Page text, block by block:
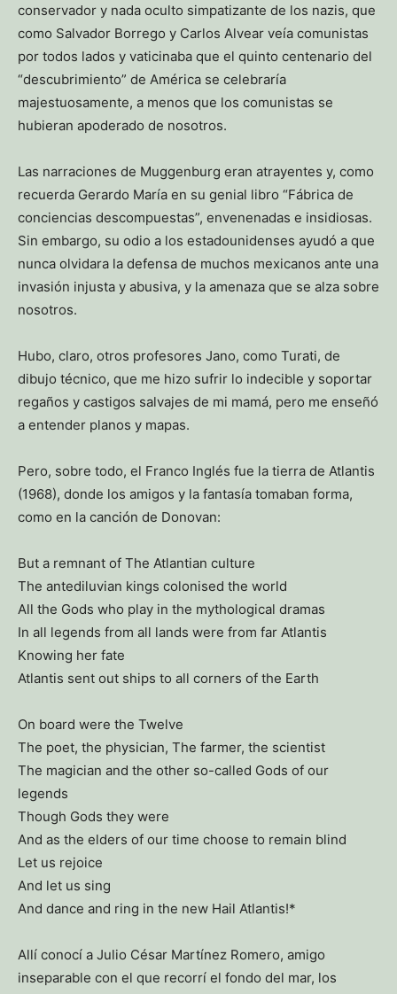
conservador y nada oculto simpatizante de los nazis, que
como Salvador Borrego y Carlos Alvear veía comunistas
por todos lados y vaticinaba que el quinto centenario del
“descubrimiento” de América se celebraría
majestuosamente, a menos que los comunistas se
hubieran apoderado de nosotros.
Las narraciones de Muggenburg eran atrayentes y, como
recuerda Gerardo María en su genial libro “Fábrica de
conciencias descompuestas”, envenenadas e insidiosas.
Sin embargo, su odio a los estadounidenses ayudó a que
nunca olvidara la defensa de muchos mexicanos ante una
invasión injusta y abusiva, y la amenaza que se alza sobre
nosotros.
Hubo, claro, otros profesores Jano, como Turati, de
dibujo técnico, que me hizo sufrir lo indecible y soportar
regaños y castigos salvajes de mi mamá, pero me enseñó
a entender planos y mapas.
Pero, sobre todo, el Franco Inglés fue la tierra de Atlantis
(1968), donde los amigos y la fantasía tomaban forma,
como en la canción de Donovan:
But a remnant of The Atlantian culture
The antediluvian kings colonised the world
All the Gods who play in the mythological dramas
In all legends from all lands were from far Atlantis
Knowing her fate
Atlantis sent out ships to all corners of the Earth
On board were the Twelve
The poet, the physician, The farmer, the scientist
The magician and the other so-called Gods of our
legends
Though Gods they were
And as the elders of our time choose to remain blind
Let us rejoice
And let us sing
And dance and ring in the new Hail Atlantis!*
Allí conocí a Julio César Martínez Romero, amigo
inseparable con el que recorrí el fondo del mar, los